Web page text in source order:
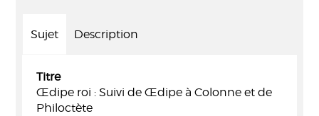
Sujet Description
Titre
Œdipe roi : Suivi de Œdipe à Colonne et de
Philoctète